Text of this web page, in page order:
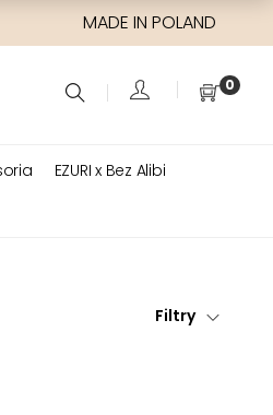
MADE IN POLAND
0
EZURI x Bez Alibi
Filtry